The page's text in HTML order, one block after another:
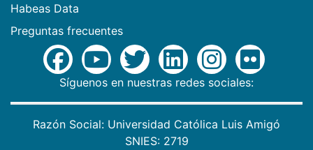
Habeas Data
Preguntas frecuentes
Síguenos en nuestras redes sociales:
Razón Social: Universidad Católica Luis Amigó
SNIES: 2719